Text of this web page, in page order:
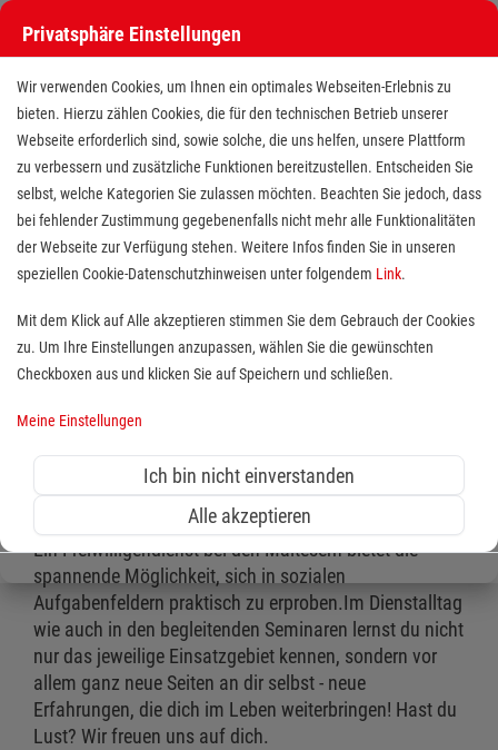
Freiwilligendienst (BFD/FSJ) im
Menüservice
Standort(e):Bamberg
willkommen. An unserem Standort inBamberg
wir ab sofort Freiwilligendienste im Menüservice an.
Ein Freiwilligendienst bei den Maltesern bietet die
spannende Möglichkeit, sich in sozialen
Aufgabenfeldern praktisch zu erproben.Im Dienstalltag
wie auch in den begleitenden Seminaren lernst du nicht
nur das jeweilige Einsatzgebiet kennen, sondern vor
allem ganz neue Seiten an dir selbst - neue
Erfahrungen, die dich im Leben weiterbringen! Hast du
Lust? Wir freuen uns auf dich.
Privatsphäre Einstellungen
Wir verwenden Cookies, um Ihnen ein optimales Webseiten-Erlebnis zu
bieten. Hierzu zählen Cookies, die für den technischen Betrieb unserer
Webseite erforderlich sind, sowie solche, die uns helfen, unsere Plattform
zu verbessern und zusätzliche Funktionen bereitzustellen. Entscheiden Sie
selbst, welche Kategorien Sie zulassen möchten. Beachten Sie jedoch, dass
bei fehlender Zustimmung gegebenenfalls nicht mehr alle Funktionalitäten
der Webseite zur Verfügung stehen. Weitere Infos finden Sie in unseren
speziellen Cookie-Datenschutzhinweisen unter folgendem Link.
Mit dem Klick auf Alle akzeptieren stimmen Sie dem Gebrauch der Cookies
zu. Um Ihre Einstellungen anzupassen, wählen Sie die gewünschten
Checkboxen aus und klicken Sie auf Speichern und schließen.
Meine Einstellungen
Ich bin nicht einverstanden
Alle akzeptieren